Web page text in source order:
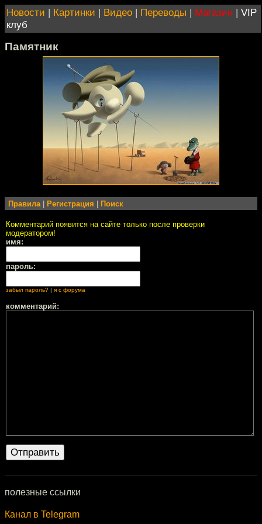
Новости | Картинки | Видео | Переводы | Магазин | VIP
клуб
Памятник
Правила Регистрация Поиск
Комментарий появится на сайте только после проверки
модератором!
имя:
пароль:
забыл пароль? | я с форума
комментарий:
полезные ссылки
Канал в Telegram